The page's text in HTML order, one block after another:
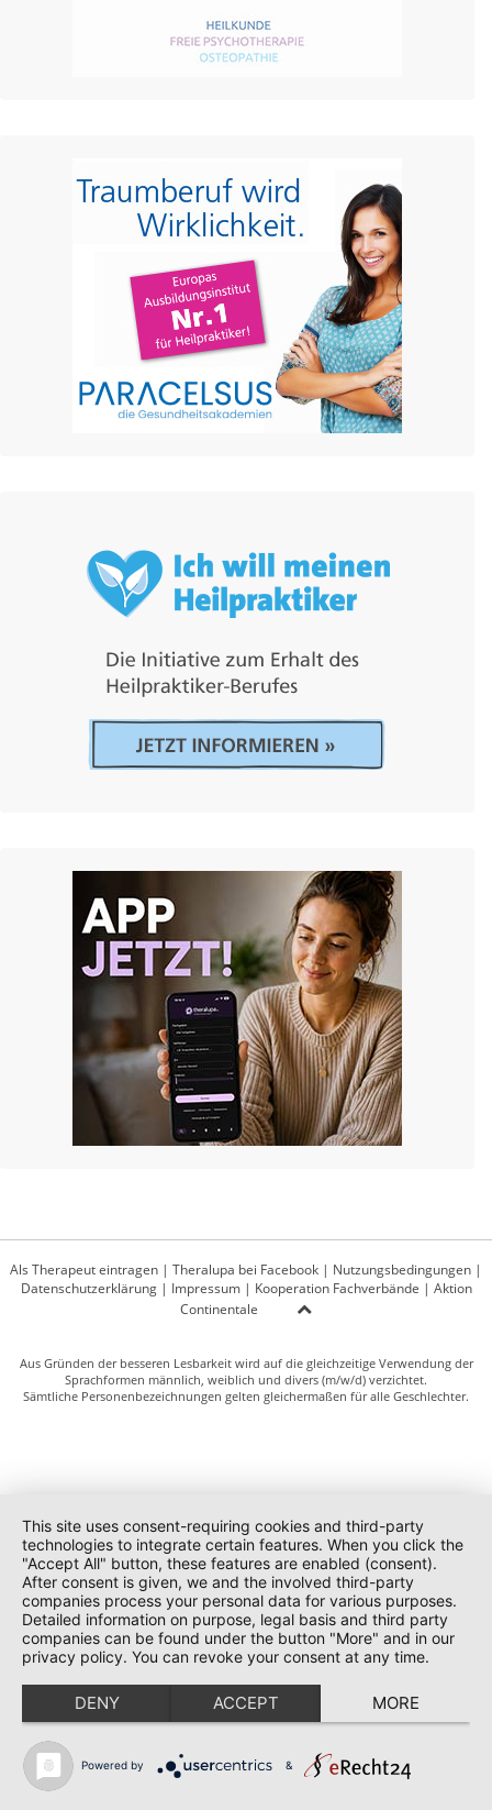
Als Therapeut eintragen | Theralupa bei Facebook | Nutzungsbedingungen |
Datenschutzerklärung| Impressum| Kooperation Fachverbände | Aktion
Continentale
Aus Gründen der besseren Lesbarkeit wird auf die gleichzeitige Verwendung der
Sprachformen männlich, weiblich und divers (m/w/d) verzichtet.
Sämtliche Personenbezeichnungen gelten gleichermaßen für alle Geschlechter.
This site uses consent-requiring cookies and third-party
technologies to integrate certain features. When you click the
"Accept All" button, these features are enabled (consent).
After consent is given, we and the involved third-party
companies process your personal data for various purposes.
Detailed information on purpose, legal basis and third party
companies can be found under the button "More" and in our
privacy policy. You can revoke your consent at any time.
DENY ACCEPT MORE
Powered by &